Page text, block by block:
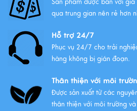
Sản phẩm được bán với
qua trung gian nên rẻ hơn
Hỗ trợ 24/7
Phục vụ 24/7 cho trải
hàng không bị gián đoạn.
Thân thiện với môi
Được sản xuất từ các
thân thiện với môi trường